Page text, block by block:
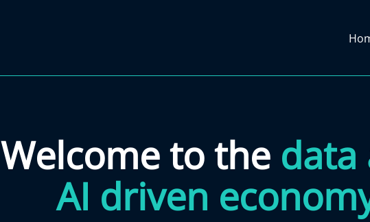
Welcome to the data
AI driven